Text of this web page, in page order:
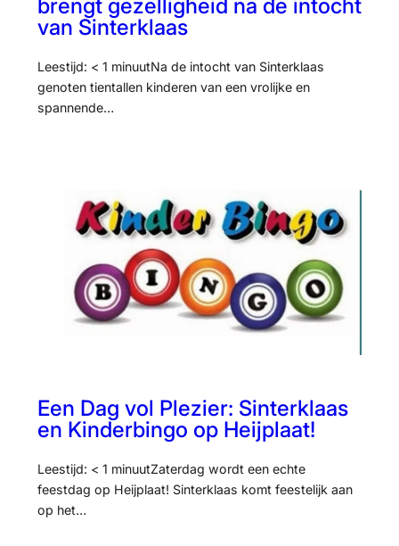
brengt gezelligheid na de intocht
van Sinterklaas
Leestijd: < 1 minuutNa de intocht van Sinterklaas
genoten tientallen kinderen van een vrolijke en
spannende…
Een Dag vol Plezier: Sinterklaas
en Kinderbingo op Heijplaat!
Leestijd: < 1 minuutZaterdag wordt een echte
feestdag op Heijplaat! Sinterklaas komt feestelijk aan
op het…